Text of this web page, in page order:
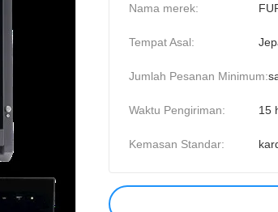
Nama merek:
Tempat Asal:
Jumlah Pesanan Minimum:
Waktu Pengiriman: 15
Kemasan Standar: